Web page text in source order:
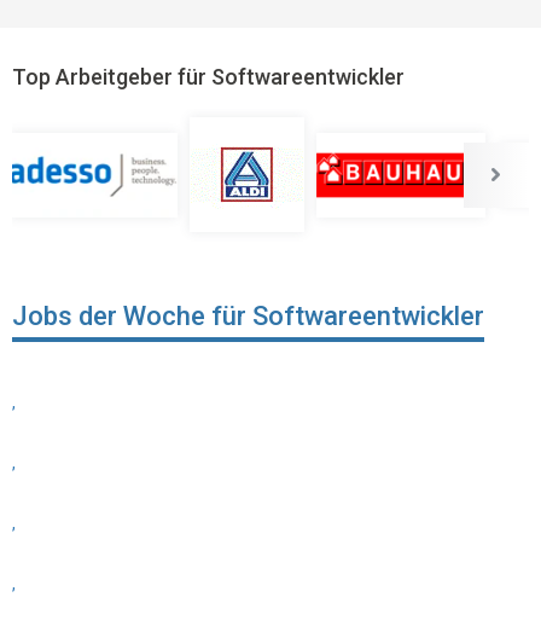
Top Arbeitgeber für Softwareentwickler
Jobs der Woche für Softwareentwickler
,
,
,
,